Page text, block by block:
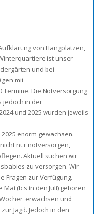
von Hangplätzen,
ist unser
und bei
mit
Termine. Die Notversorgung
jedoch in der
und 2025 wurden jeweils
enorm gewachsen.
nur notversorgen,
Aktuell suchen wir
zu versorgen. Wir
Fragen zur Verfügung.
(bis in den Juli) geboren
erwachsen und
Jagd. Jedoch in den